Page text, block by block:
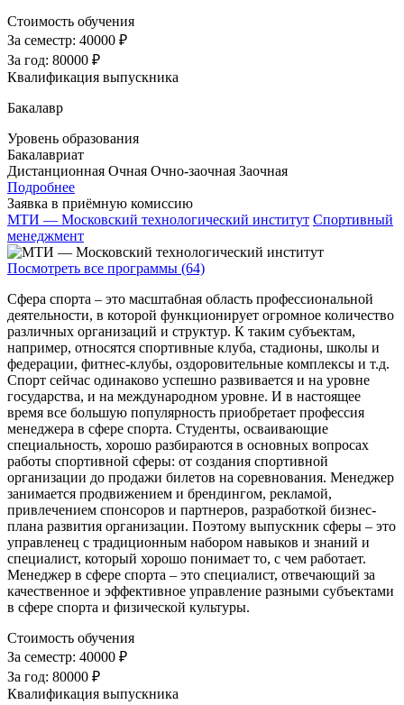
Стоимость обучения
За семестр: 40000 ₽
За год: 80000 ₽
Квалификация выпускника
Бакалавр
Уровень образования
Бакалавриат
Дистанционная Очная Очно-заочная Заочная
Подробнее
Заявка в приёмную комиссию
МТИ — Московский технологический институт Спортивный
менеджмент
Посмотреть все программы (64)
Сфера спорта – это масштабная область профессиональной
деятельности, в которой функционирует огромное количество
различных организаций и структур. К таким субъектам,
например, относятся спортивные клуба, стадионы, школы и
федерации, фитнес-клубы, оздоровительные комплексы и т.д.
Спорт сейчас одинаково успешно развивается и на уровне
государства, и на международном уровне. И в настоящее
время все большую популярность приобретает профессия
менеджера в сфере спорта. Студенты, осваивающие
специальность, хорошо разбираются в основных вопросах
работы спортивной сферы: от создания спортивной
организации до продажи билетов на соревнования. Менеджер
занимается продвижением и брендингом, рекламой,
привлечением спонсоров и партнеров, разработкой бизнес-
плана развития организации. Поэтому выпускник сферы – это
управленец с традиционным набором навыков и знаний и
специалист, который хорошо понимает то, с чем работает.
Менеджер в сфере спорта – это специалист, отвечающий за
качественное и эффективное управление разными субъектами
в сфере спорта и физической культуры.
Стоимость обучения
За семестр: 40000 ₽
За год: 80000 ₽
Квалификация выпускника